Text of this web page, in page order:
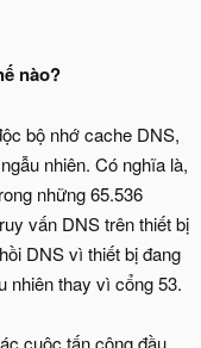
nào?
bộ nhớ cache DNS,
nhiên. Có nghĩa là,
những 65.536
vấn DNS trên thiết bị
DNS vì thiết bị đang
nhiên thay vì cổng 53.
cuộc tấn công đầu